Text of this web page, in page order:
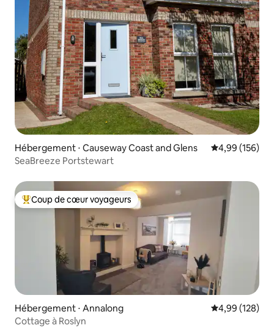
Hébergement ⋅ Causeway Coast and Glens Évaluation
4,99 (156)
SeaBreeze Portstewart
Coups de cœur voyageurs les plus appréciés
Coup de cœur voyageurs
Hébergement ⋅ Annalong Évaluation
4,99 (128)
Cottage à Roslyn